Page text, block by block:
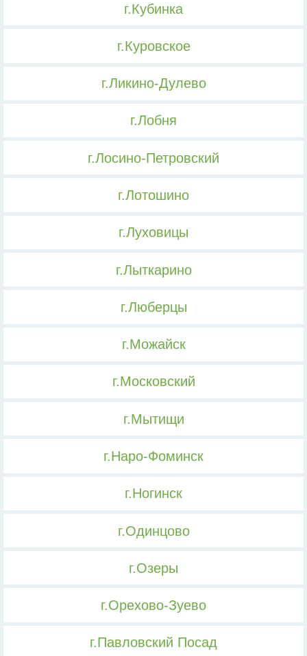
г.Кубинка
г.Куровское
г.Ликино-Дулево
г.Лобня
г.Лосино-Петровский
г.Лотошино
г.Луховицы
г.Лыткарино
г.Люберцы
г.Можайск
г.Московский
г.Мытищи
г.Наро-Фоминск
г.Ногинск
г.Одинцово
г.Озеры
г.Орехово-Зуево
г.Павловский Посад